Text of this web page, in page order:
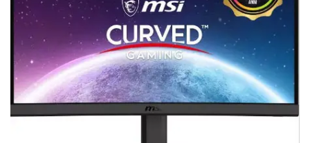
Next